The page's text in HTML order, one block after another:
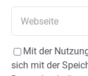
Mit der
sich mit der